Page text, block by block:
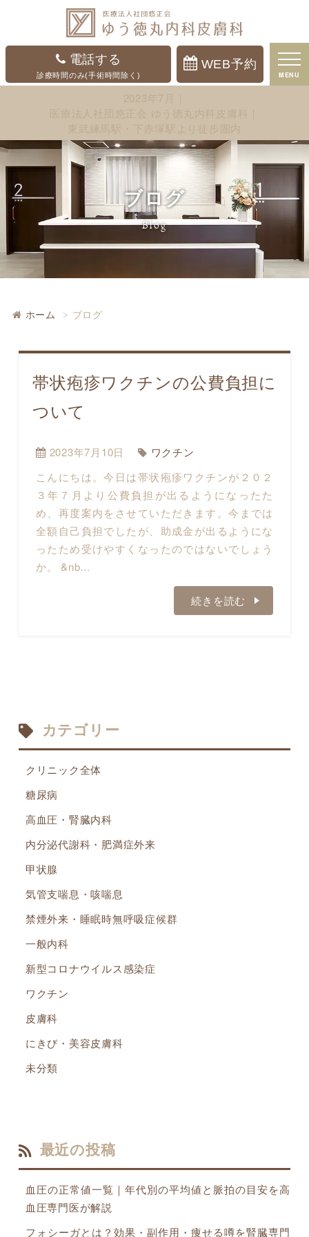
電話する
診療時間のみ(手術時間除く)
WEB予約
MENU
2023年7月｜
医療法人社団悠正会 ゆう徳丸内科皮膚科｜
東武練馬駅・下赤塚駅より徒歩圏内
ブログ
Blog
ホーム ブログ
帯状疱疹ワクチンの公費負担に
ついて
2023年7月10日
ワクチン
こんにちは。今日は帯状疱疹ワクチンが２０２
３年７月より公費負担が出るようになったた
め、再度案内をさせていただきます。今までは
全額自己負担でしたが、助成金が出るようにな
ったため受けやすくなったのではないでしょう
か。 &nb…
続きを読む
カテゴリー
クリニック全体
糖尿病
高血圧・腎臓内科
内分泌代謝科・肥満症外来
甲状腺
気管支喘息・咳喘息
禁煙外来・睡眠時無呼吸症候群
一般内科
新型コロナウイルス感染症
ワクチン
皮膚科
にきび・美容皮膚科
未分類
最近の投稿
血圧の正常値一覧｜年代別の平均値と脈拍の目安を高
血圧専門医が解説
フォシーガとは？効果・副作用・痩せる噂を腎臓専門